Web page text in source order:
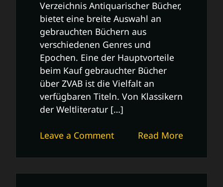
Verzeichnis Antiquarischer Bücher,
bietet eine breite Auswahl an
gebrauchten Büchern aus
verschiedenen Genres und
Epochen. Eine der Hauptvorteile
beim Kauf gebrauchter Bücher
über ZVAB ist die Vielfalt an
verfügbaren Titeln. Von Klassikern
der Weltliteratur […]
Read More
Leave a Commenton
Lesevergnügen:
ZVAB